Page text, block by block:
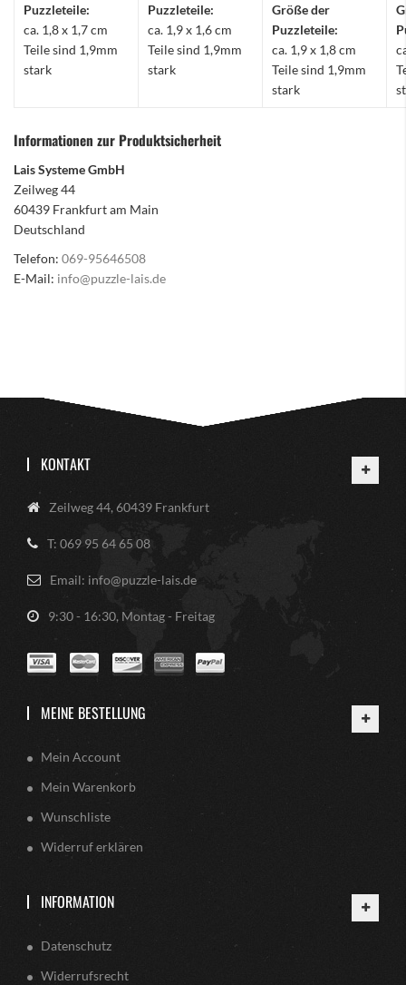
Puzzleteile:
ca. 1,8 x 1,7 cm
Teile sind 1,9mm
stark
Puzzleteile:
ca. 1,9 x 1,6 cm
Teile sind 1,9mm
stark
Größe der
Puzzleteile:
ca. 1,9 x 1,8 cm
Teile sind 1,9mm
stark
Informationen zur Produktsicherheit
Lais Systeme GmbH
Zeilweg 44
60439 Frankfurt am Main
Deutschland
Telefon: 069-95646508
E-Mail: info@puzzle-lais.de
KONTAKT
Zeilweg 44, 60439 Frankfurt
T: 069 95 64 65 08
Email: info@puzzle-lais.de
9:30 - 16:30, Montag - Freitag
MEINE BESTELLUNG
Mein Account
Mein Warenkorb
Wunschliste
Widerruf erklären
INFORMATION
Datenschutz
Widerrufsrecht